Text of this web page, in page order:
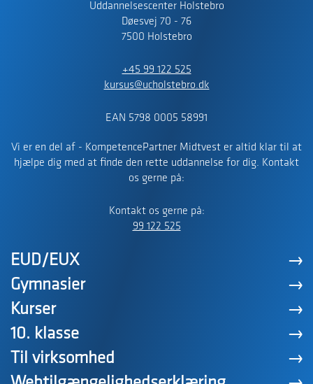
Uddannelsescenter Holstebro
Døesvej 70 - 76
7500 Holstebro
+45 99 122 525
kursus@ucholstebro.dk
EAN 5798 0005 58991
Vi er en del af - KompetencePartner Midtvest er altid klar til at
hjælpe dig med at finde den rette uddannelse for dig. Kontakt
os gerne på:
Kontakt os gerne på:
99 122 525
EUD/EUX
Gymnasier
Kurser
10. klasse
Til virksomhed